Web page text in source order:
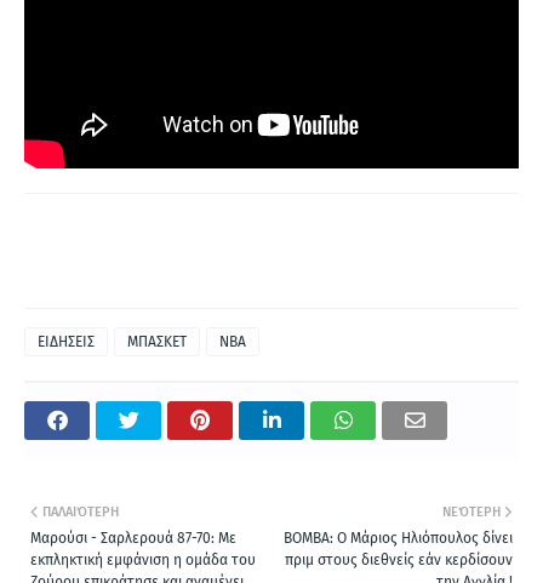
ΕΙΔΗΣΕΙΣ ΜΠΑΣΚΕΤ NBA
ΝΕΌΤΕΡΗ
ΒΟΜΒΑ: Ο Μάριος Ηλιόπουλος δίνει
πριμ στους διεθνείς εάν κερδίσουν
ΠΑΛΑΙΌΤΕΡΗ
Μαρούσι - Σαρλερουά 87-70: Με
εκπληκτική εμφάνιση η ομάδα του